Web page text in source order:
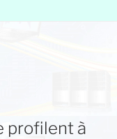
profilent à